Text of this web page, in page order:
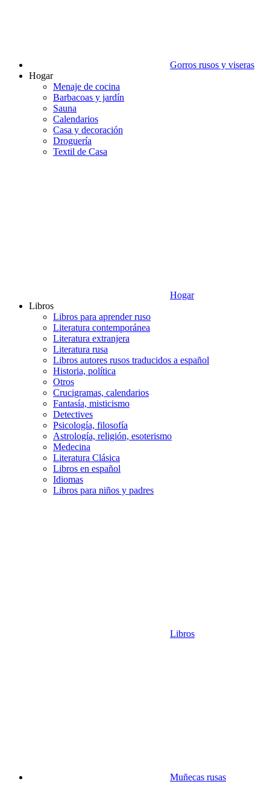
Gorros rusos y viseras
Hogar
Menaje de cocina
Barbacoas y jardín
Sauna
Calendarios
Casa y decoración
Droguería
Textil de Casa
Hogar
Libros
Libros para aprender ruso
Literatura contemporánea
Literatura extranjera
Literatura rusa
Libros autores rusos traducidos a español
Historia, política
Otros
Crucigramas, calendarios
Fantasía, misticismo
Detectives
Psicología, filosofía
Astrología, religión, esoterismo
Medecina
Literatura Clásica
Libros en español
Idiomas
Libros para niños y padres
Libros
Muñecas rusas